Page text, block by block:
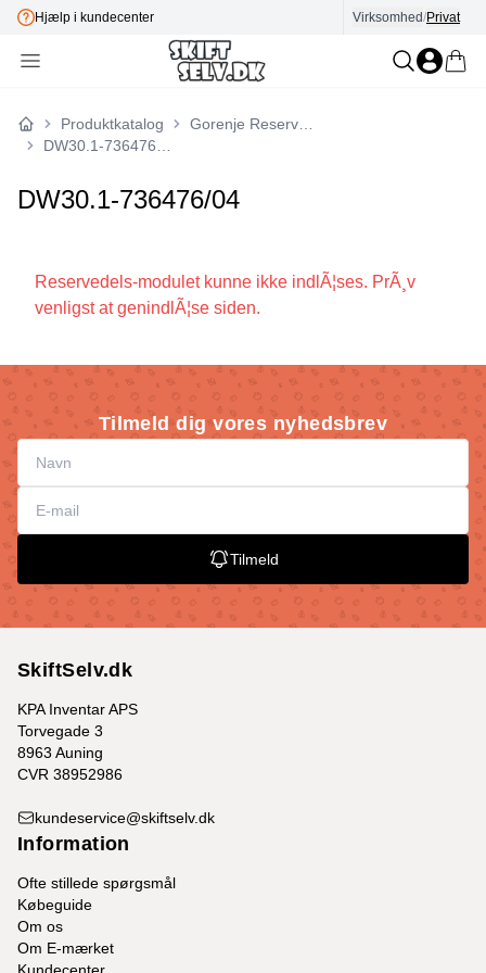
Hjælp i kundecenter Virksomhed/Privat
Forside
Produktkatalog
DW30.1-736476/04
Reservedels-modulet kunne ikke indlÃ¦ses. PrÃ¸v
venligst at genindlÃ¦se siden.
Tilmeld dig vores nyhedsbrev
Tilmeld
SkiftSelv.dk
KPA Inventar APS
Torvegade 3
8963 Auning
CVR 38952986
kundeservice@skiftselv.dk
Information
Ofte stillede spørgsmål
Købeguide
Om os
Om E-mærket